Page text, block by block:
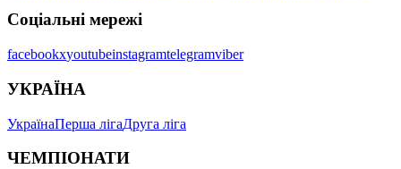
Соціальні мережі
facebookxyoutubeinstagramtelegramviber
УКРАЇНА
УкраїнаПерша лігаДруга ліга
ЧЕМПІОНАТИ